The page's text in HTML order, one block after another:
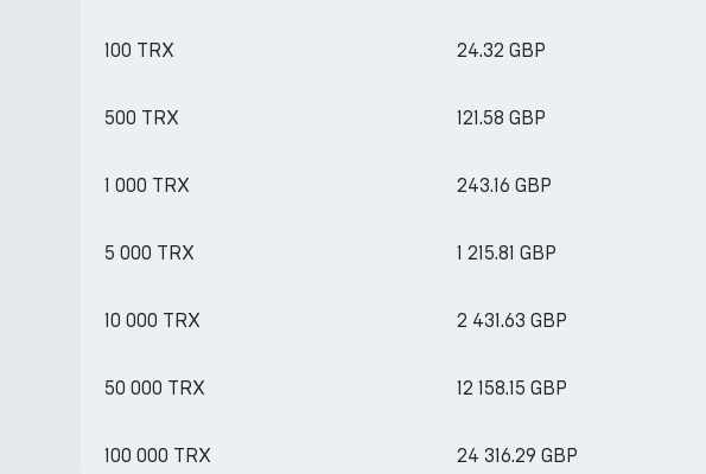
100 TRX 24.32 GBP
500 TRX 121.58 GBP
1 000 TRX 243.16 GBP
5 000 TRX 1 215.81 GBP
10 000 TRX 2 431.63 GBP
50 000 TRX 12 158.15 GBP
100 000 TRX 24 316.29 GBP